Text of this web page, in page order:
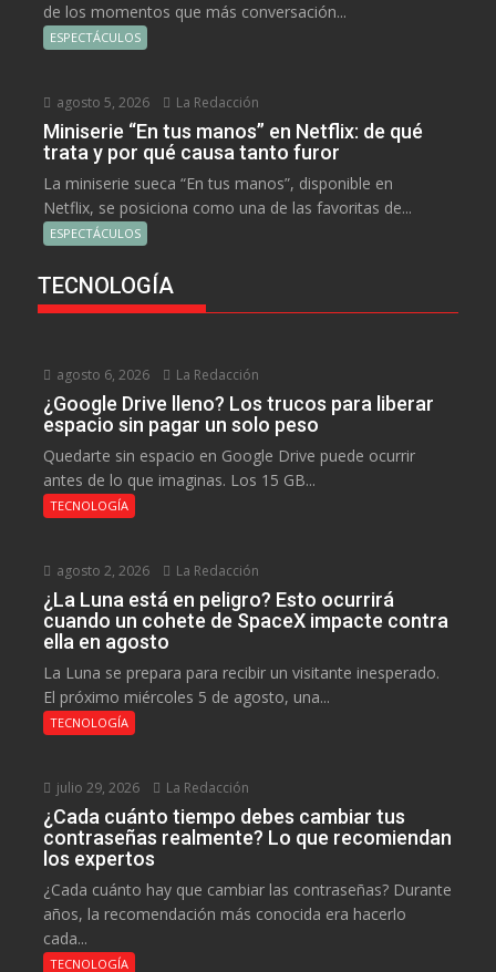
de los momentos que más conversación...
ESPECTÁCULOS
agosto 5, 2026 La Redacción
Miniserie “En tus manos” en Netflix: de qué
trata y por qué causa tanto furor
La miniserie sueca “En tus manos”, disponible en
Netflix, se posiciona como una de las favoritas de...
ESPECTÁCULOS
TECNOLOGÍA
agosto 6, 2026 La Redacción
¿Google Drive lleno? Los trucos para liberar
espacio sin pagar un solo peso
Quedarte sin espacio en Google Drive puede ocurrir
antes de lo que imaginas. Los 15 GB...
TECNOLOGÍA
agosto 2, 2026 La Redacción
¿La Luna está en peligro? Esto ocurrirá
cuando un cohete de SpaceX impacte contra
ella en agosto
La Luna se prepara para recibir un visitante inesperado.
El próximo miércoles 5 de agosto, una...
TECNOLOGÍA
julio 29, 2026 La Redacción
¿Cada cuánto tiempo debes cambiar tus
contraseñas realmente? Lo que recomiendan
los expertos
¿Cada cuánto hay que cambiar las contraseñas? Durante
años, la recomendación más conocida era hacerlo
cada...
TECNOLOGÍA